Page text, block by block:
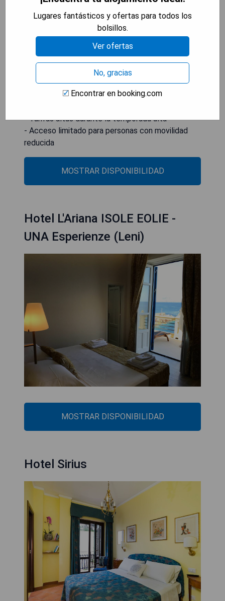
- Ubicación impresionante con vistas al mar
- Ambiente íntimo y exclusivo en una mansión
histórica
- Diseño elegante y decoración de lujo
- Exquisita gastronomía siciliana
- Tarifas altas durante la temporada alta
- Acceso limitado para personas con movilidad
reducida
MOSTRAR DISPONIBILIDAD
Hotel L'Ariana ISOLE EOLIE -
UNA Esperienze (Leni)
MOSTRAR DISPONIBILIDAD
Hotel Sirius
Lugares fantásticos y ofertas para todos los
bolsillos.
Ver ofertas
No, gracias
Encontrar en booking.com